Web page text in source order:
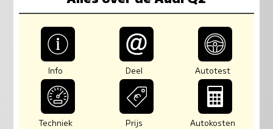
Info Deel Autotest
Techniek Prijs Autokosten